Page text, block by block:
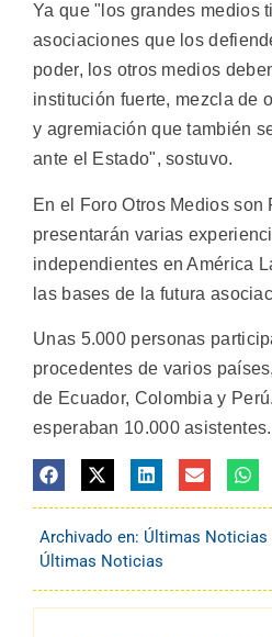
Ya que "los grandes medios
asociaciones que los
poder, los otros medios
institución fuerte, mezcla de
y agremiación que también
ante el Estado", sostuvo.
En el Foro Otros Medios son
presentarán varias
independientes en América
las bases de la futura
Unas 5.000 personas
procedentes de varios
de Ecuador, Colombia y
esperaban 10.000 asistentes.
Archivado en: Últimas Noticias
Últimas Noticias